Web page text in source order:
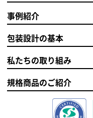
事例紹介
包装設計の基本
私たちの取り組み
規格商品のご紹介